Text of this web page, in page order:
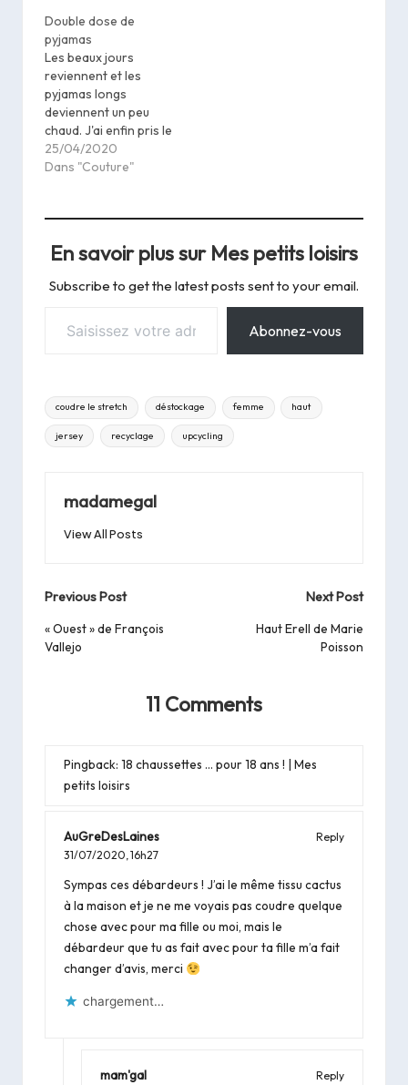
ça m'avait servi de
leçon : comme j'avais
diminué la hauteur
(puisque je mesure
1m60, pour les 1m68…
Double dose de
pyjamas
Les beaux jours
reviennent et les
pyjamas longs
deviennent un peu
chaud. J'ai enfin pris le
temps de finir un
pyjama pour Petite,
tout ce temps, c'est
t-shirt était fini, il
short, donc ça a été…
25/04/2020
Dans "Couture"
En savoir plus sur Mes petits loisirs
Subscribe to get the latest posts sent to your email.
Abonnez-vous
Tags:
coudre le stretch déstockage femme haut
jersey recyclage upcycling
madamegal
View All Posts
Post
navigation
Previous Post
« Ouest » de François
Vallejo
Next Post
Haut Erell de Marie
Poisson
11 Comments
Pingback: 18 chaussettes … pour 18 ans ! | Mes
petits loisirs
AuGreDesLaines
Reply
31/07/2020,16h27
Sympas ces débardeurs ! J’ai le même tissu cactus
à la maison et je ne me voyais pas coudre quelque
chose avec pour ma fille ou moi, mais le
débardeur que tu as fait avec pour ta fille m’a fait
changer d’avis, merci
chargement…
mam'gal
Reply